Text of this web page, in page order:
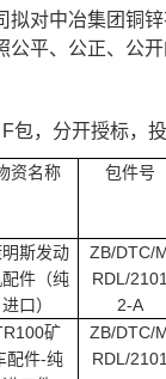
拟对中冶集团铜
公平、公正、 公
包，分开授标，
资名称 包件号
明斯发动
件（纯
进口）
ZB/DTC/
RDL/210
2-A
矿
配件-纯
ZB/DTC/
RDL/210